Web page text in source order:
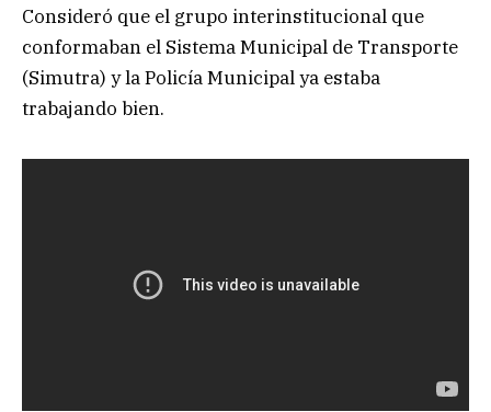
Consideró que el grupo interinstitucional que
conformaban el Sistema Municipal de Transporte
(Simutra) y la Policía Municipal ya estaba
trabajando bien.